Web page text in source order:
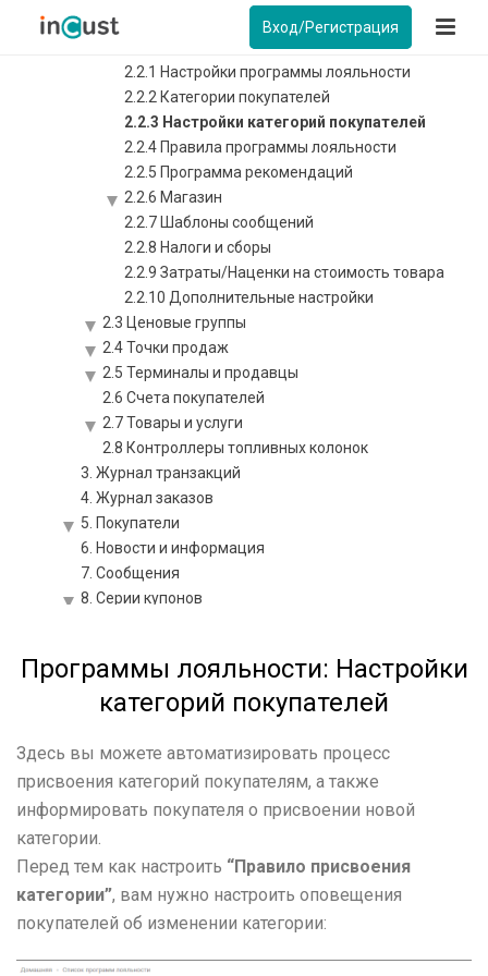
Вход/Регистрация
2.2 Программы лояльности
Программы лояльности: Обзор
2.2.1 Настройки программы лояльности
2.2.2 Категории покупателей
2.2.3 Настройки категорий покупателей
2.2.4 Правила программы лояльности
2.2.5 Программа рекомендаций
2.2.6 Магазин
2.2.7 Шаблоны сообщений
2.2.8 Налоги и сборы
2.2.9 Затраты/Наценки на стоимость товара
2.2.10 Дополнительные настройки
2.3 Ценовые группы
2.4 Точки продаж
2.5 Терминалы и продавцы
2.6 Счета покупателей
2.7 Товары и услуги
2.8 Контроллеры топливных колонок
3. Журнал транзакций
4. Журнал заказов
5. Покупатели
6. Новости и информация
7. Сообщения
8. Серии купонов
11. Серии предоплаченных сертификатов
12. Мой счет
14. Поддержка
Способы работы с покупателем
Мобильное приложение inCust
Новости и прием сообщений в мобильном приложении
inCust
Способы выдачи и погашения вознаграждений
Обзор: Способы приема оплаты от покупателей
Магазин в мобильном приложении inCust
Оплата по прямой ссылке или QR
Программы лояльности: Настройки
категорий покупателей
Здесь вы можете автоматизировать процесс
присвоения категорий покупателям, а также
информировать покупателя о присвоении новой
категории.
Перед тем как настроить “Правило присвоения
категории”, вам нужно настроить оповещения
покупателей об изменении категории: